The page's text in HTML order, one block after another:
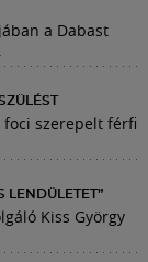
a Dabast
foci szerepelt férfi
LENDÜLETET”
Kiss György